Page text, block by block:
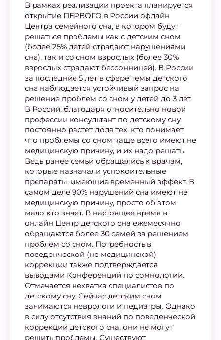
В рамках реализации проекта планируется
открытие ПЕРВОГО в России офлайн
Центра семейного сна, в котором будут
решаться проблемы как с детским сном
(более 25% детей страдают нарушениями
сна), так и со сном взрослых (более 30%
взрослых страдают бессонницей). В России
за последние 5 лет в сфере темы детского
сна наблюдается устойчивый запрос на
решение проблем со сном у детей до 3 лет.
В России, благодаря относительно новой
профессии консультант по детскому сну,
постоянно растет доля тех, кто понимает,
что проблемы со сном чаще всего имеют не
медицинскую причину, и их надо решать.
Ведь ранее семьи обращались к врачам,
которые назначали успокоительные
препараты, имеющие временный эффект. В
самом деле 90% нарушений сна имеют не
медицинскую причину, просто об этом
мало кто знает. В настоящее время в
онлайн Центр детского сна ежемесячно
обращаются более 30 семей за решением
проблем со сном. Потребность в
поведенческой (не медицинской)
коррекции также подтверждается
выводами Конференций по сомнологии.
Отмечается нехватка специалистов по
детскому сну. Сейчас детским сном
занимаются неврологи и педиатры. Однако
в силу отсутствия знаний по поведенческой
коррекции детского сна, они не могут
решить проблемы. Существуют